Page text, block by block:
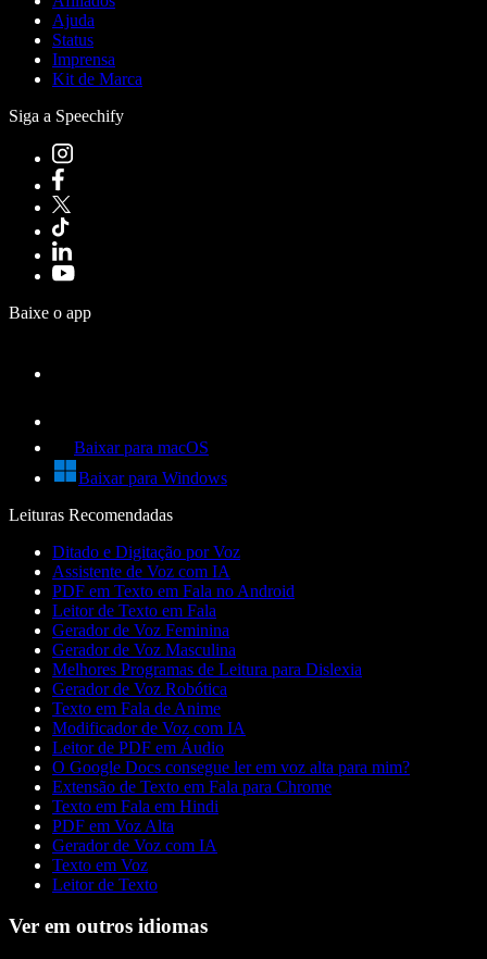
Ajuda
Status
Imprensa
Kit de Marca
Siga a Speechify
Baixe o app
Baixar para macOS
Baixar para Windows
Leituras Recomendadas
Ditado e Digitação por Voz
Assistente de Voz com IA
PDF em Texto em Fala no Android
Leitor de Texto em Fala
Gerador de Voz Feminina
Gerador de Voz Masculina
Melhores Programas de Leitura para Dislexia
Gerador de Voz Robótica
Texto em Fala de Anime
Modificador de Voz com IA
Leitor de PDF em Áudio
O Google Docs consegue ler em voz alta para mim?
Extensão de Texto em Fala para Chrome
Texto em Fala em Hindi
PDF em Voz Alta
Gerador de Voz com IA
Texto em Voz
Leitor de Texto
Ver em outros idiomas